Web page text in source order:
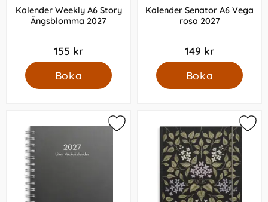
Kalender Weekly A6 Story
Ängsblomma 2027
155 kr
Boka
Kalender Senator A6 Vega
rosa 2027
149 kr
Boka